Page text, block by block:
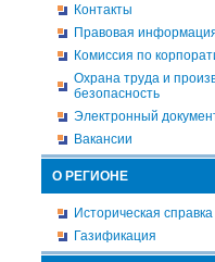
Контакты
Правовая
Комиссия по
Охрана труда и
безопасность
Электронный
Вакансии
О РЕГИОНЕ
Историческая справка
Газификация